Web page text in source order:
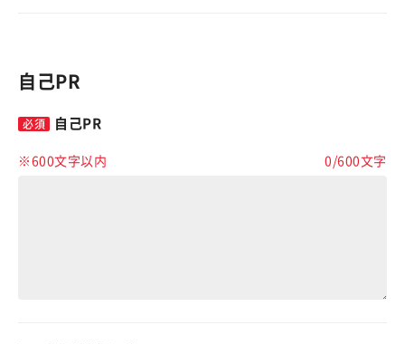
自己PR
自己PR
※600文字以内 0 /600文字